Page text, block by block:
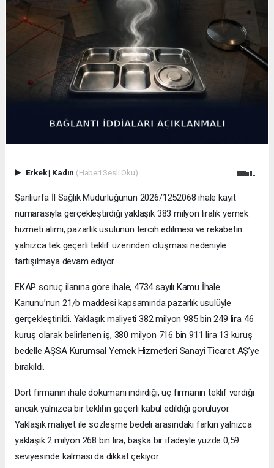
Erkek| Kadın (Haberi Sesli Oku)
Şanlıurfa İl Sağlık Müdürlüğünün 2026/1252068 ihale kayıt
numarasıyla gerçekleştirdiği yaklaşık 383 milyon liralık yemek
hizmeti alımı, pazarlık usulünün tercih edilmesi ve rekabetin
yalnızca tek geçerli teklif üzerinden oluşması nedeniyle
tartışılmaya devam ediyor.
EKAP sonuç ilanına göre ihale, 4734 sayılı Kamu İhale
Kanunu’nun 21/b maddesi kapsamında pazarlık usulüyle
gerçekleştirildi. Yaklaşık maliyeti 382 milyon 985 bin 249 lira 46
kuruş olarak belirlenen iş, 380 milyon 716 bin 911 lira 13 kuruş
bedelle AŞSA Kurumsal Yemek Hizmetleri Sanayi Ticaret AŞ’ye
bırakıldı.
Dört firmanın ihale dokümanı indirdiği, üç firmanın teklif verdiği
ancak yalnızca bir teklifin geçerli kabul edildiği görülüyor.
Yaklaşık maliyet ile sözleşme bedeli arasındaki farkın yalnızca
yaklaşık 2 milyon 268 bin lira, başka bir ifadeyle yüzde 0,59
seviyesinde kalması da dikkat çekiyor.